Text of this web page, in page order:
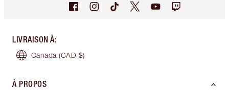
LIVRAISON À:
Canada (CAD $)
À PROPOS